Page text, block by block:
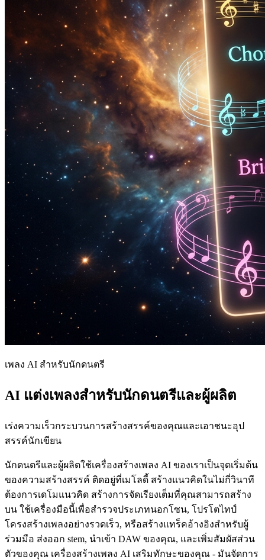
เพลง AI สำหรับนักดนตรี
AI แต่งเพลงสำหรับนักดนตรีและผู้ผลิต
เร่งความเร็วกระบวนการสร้างสรรค์ของคุณและเอาชนะอุป
สรรค์นักเขียน
นักดนตรีและผู้ผลิตใช้เครื่องสร้างเพลง AI ของเราเป็นจุดเริ่มต้น
ของความสร้างสรรค์ ติดอยู่ที่เมโลดี้ สร้างแนวคิดในไม่กี่วินาที
ต้องการเดโมแนวคิด สร้างการจัดเรียงเต็มที่คุณสามารถสร้าง
บน ใช้เครื่องมือนี้เพื่อสำรวจประเภทนอกโซน, โปรโตไทป์
โครงสร้างเพลงอย่างรวดเร็ว, หรือสร้างแทร็คอ้างอิงสำหรับผู้
ร่วมมือ ส่งออก stem, นำเข้า DAW ของคุณ, และเพิ่มสัมผัสส่วน
ตัวของคุณ เครื่องสร้างเพลง AI เสริมทักษะของคุณ - มันจัดการ